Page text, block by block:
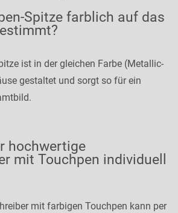
Spitze farblich auf das
ist in der gleichen Farbe (Metallic-
gestaltet und sorgt so für ein
hochwertige
mit Touchpen individuell
mit farbigen Touchpen kann per